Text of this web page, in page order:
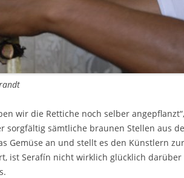
wir die Rettiche noch selber
sorgfältig sämtliche braunen Stellen aus
Gemüse an und stellt es den Künstlern
ist Serafín nicht wirklich glücklich